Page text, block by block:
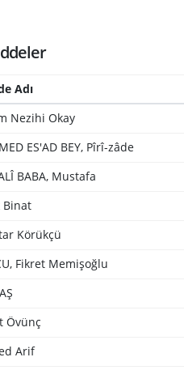
Adı
Nezihi Okay
ES'AD BEY, Pîrî-zâde
BABA, Mustafa
Binat
Körükçü
Fikret Memişoğlu
Övünç
Arif